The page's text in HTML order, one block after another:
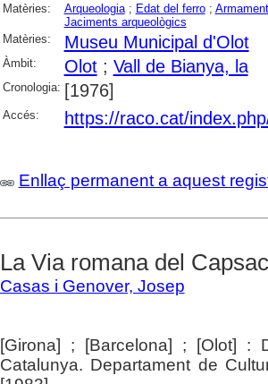
Matèries: Arqueologia; Edat del ferro; Armament
Jaciments arqueològics
Matèries:
Museu Municipal d'Olot
Àmbit: Olot; Vall de Bianya, la
Cronologia: [1976]
Accés: https://raco.cat/
Enllaç permanent a aquest
La Via romana del
Casas i Genover, Josep
[Girona] ; [Barcelona] ; [Olot] :
Catalunya. Departament de